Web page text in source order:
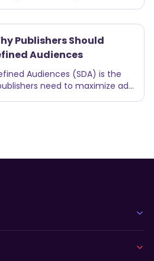
Publishers Should
Audiences
Audiences (SDA) is the
need to maximize ad